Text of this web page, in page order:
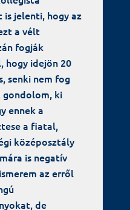
jelenti, hogy az
a vélt
fogják
hogy idejön 20
senki nem fog
gondolom, ki
ennek a
a fiatal,
középosztály
is negatív
az erről
de